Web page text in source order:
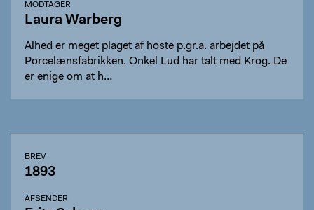
MODTAGER
Laura Warberg
Alhed er meget plaget af hoste p.gr.a. arbejdet på
Porcelænsfabrikken. Onkel Lud har talt med Krog. De
er enige om at h…
BREV
1893
AFSENDER